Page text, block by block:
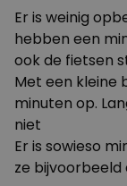
Er is weinig
hebben een
ook de fietsen
Met een kleine
minuten op.
niet
Er is sowieso
ze